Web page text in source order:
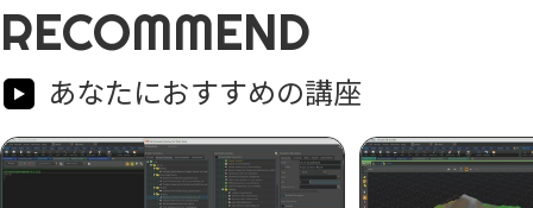
RECOMMEND
あなたにおすすめの講座